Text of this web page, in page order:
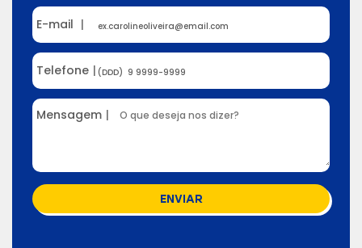
E-mail |
Telefone |
Mensagem |
ENVIAR